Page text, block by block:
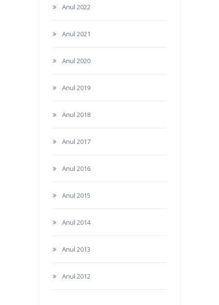
Anul 2022
Anul 2021
Anul 2020
Anul 2019
Anul 2018
Anul 2017
Anul 2016
Anul 2015
Anul 2014
Anul 2013
Anul 2012